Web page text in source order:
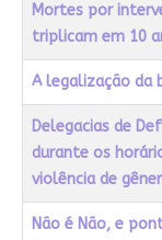
Mortes por
triplicam em 10
A legalização da
Delegacias de
durante os
violência de
Não é Não, e